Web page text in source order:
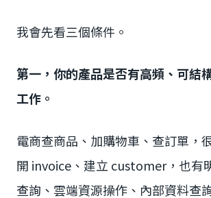
我會先看三個條件。
第一，你的產品是否有高頻、可結
工作。
電商查商品、加購物車、查訂單，
開 invoice、建立 customer，也有
查詢、雲端資源操作、內部資料查